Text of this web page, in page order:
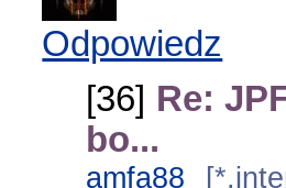
Odpowiedz
[36] Re:
bo...
amfa88